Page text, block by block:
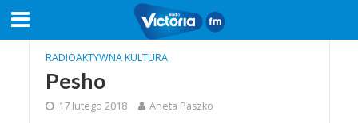
RADIOAKTYWNA KULTURA
Pesho
17 lutego 2018 Aneta Paszko